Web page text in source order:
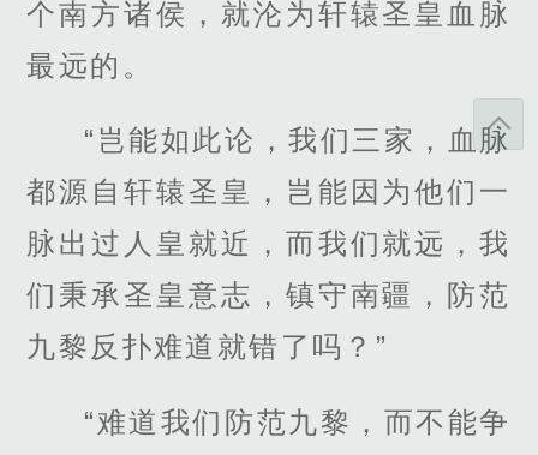
个南方诸侯，就沦为轩辕圣皇血脉
最远的。
“岂能如此论，我们三家，血脉
都源自轩辕圣皇，岂能因为他们一
脉出过人皇就近，而我们就远，我
们秉承圣皇意志，镇守南疆，防范
九黎反扑难道就错了吗？”
“难道我们防范九黎，而不能争